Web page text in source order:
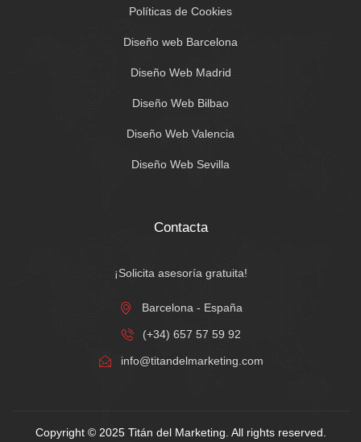
Políticas de Cookies
Diseño web Barcelona
Diseño Web Madrid
Diseño Web Bilbao
Diseño Web Valencia
Diseño Web Sevilla
Contacta
¡Solicita asesoría gratuita!
Barcelona - España
(+34) 657 57 59 92
info@titandelmarketing.com
Copyright © 2025 Titán del Marketing. All rights reserved.